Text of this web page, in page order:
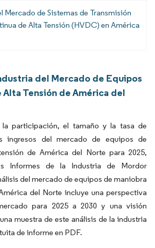
Mercado de Sistemas de Transmisión
de Alta Tensión (HVDC) en América
del Mercado de Equipos
Alta Tensión de América del
la participación, el tamaño y la tasa de
ingresos del mercado de equipos de
de América del Norte para 2025,
Informes de la Industria de Mordor
del mercado de equipos de maniobra
del Norte incluye una perspectiva
para 2025 a 2030 y una visión
muestra de este análisis de la industria
de informe en PDF.